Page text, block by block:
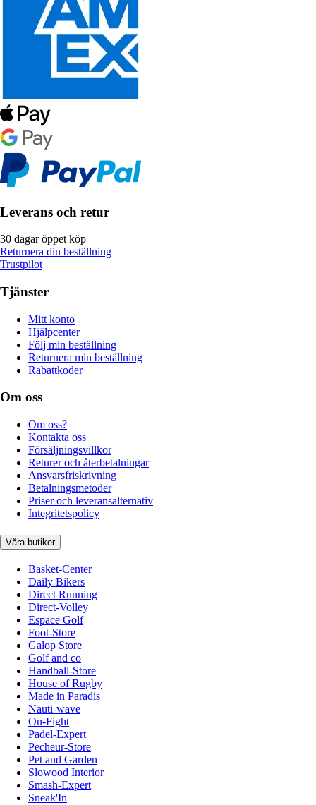
Leverans och retur
30 dagar öppet köp
Returnera din beställning
Trustpilot
Tjänster
Mitt konto
Hjälpcenter
Följ min beställning
Returnera min beställning
Rabattkoder
Om oss
Om oss?
Kontakta oss
Försäljningsvillkor
Returer och återbetalningar
Ansvarsfriskrivning
Betalningsmetoder
Priser och leveransalternativ
Integritetspolicy
Våra butiker
Basket-Center
Daily Bikers
Direct Running
Direct-Volley
Espace Golf
Foot-Store
Galop Store
Golf and co
Handball-Store
House of Rugby
Made in Paradis
Nauti-wave
On-Fight
Padel-Expert
Pecheur-Store
Pet and Garden
Slowood Interior
Smash-Expert
Sneak'In